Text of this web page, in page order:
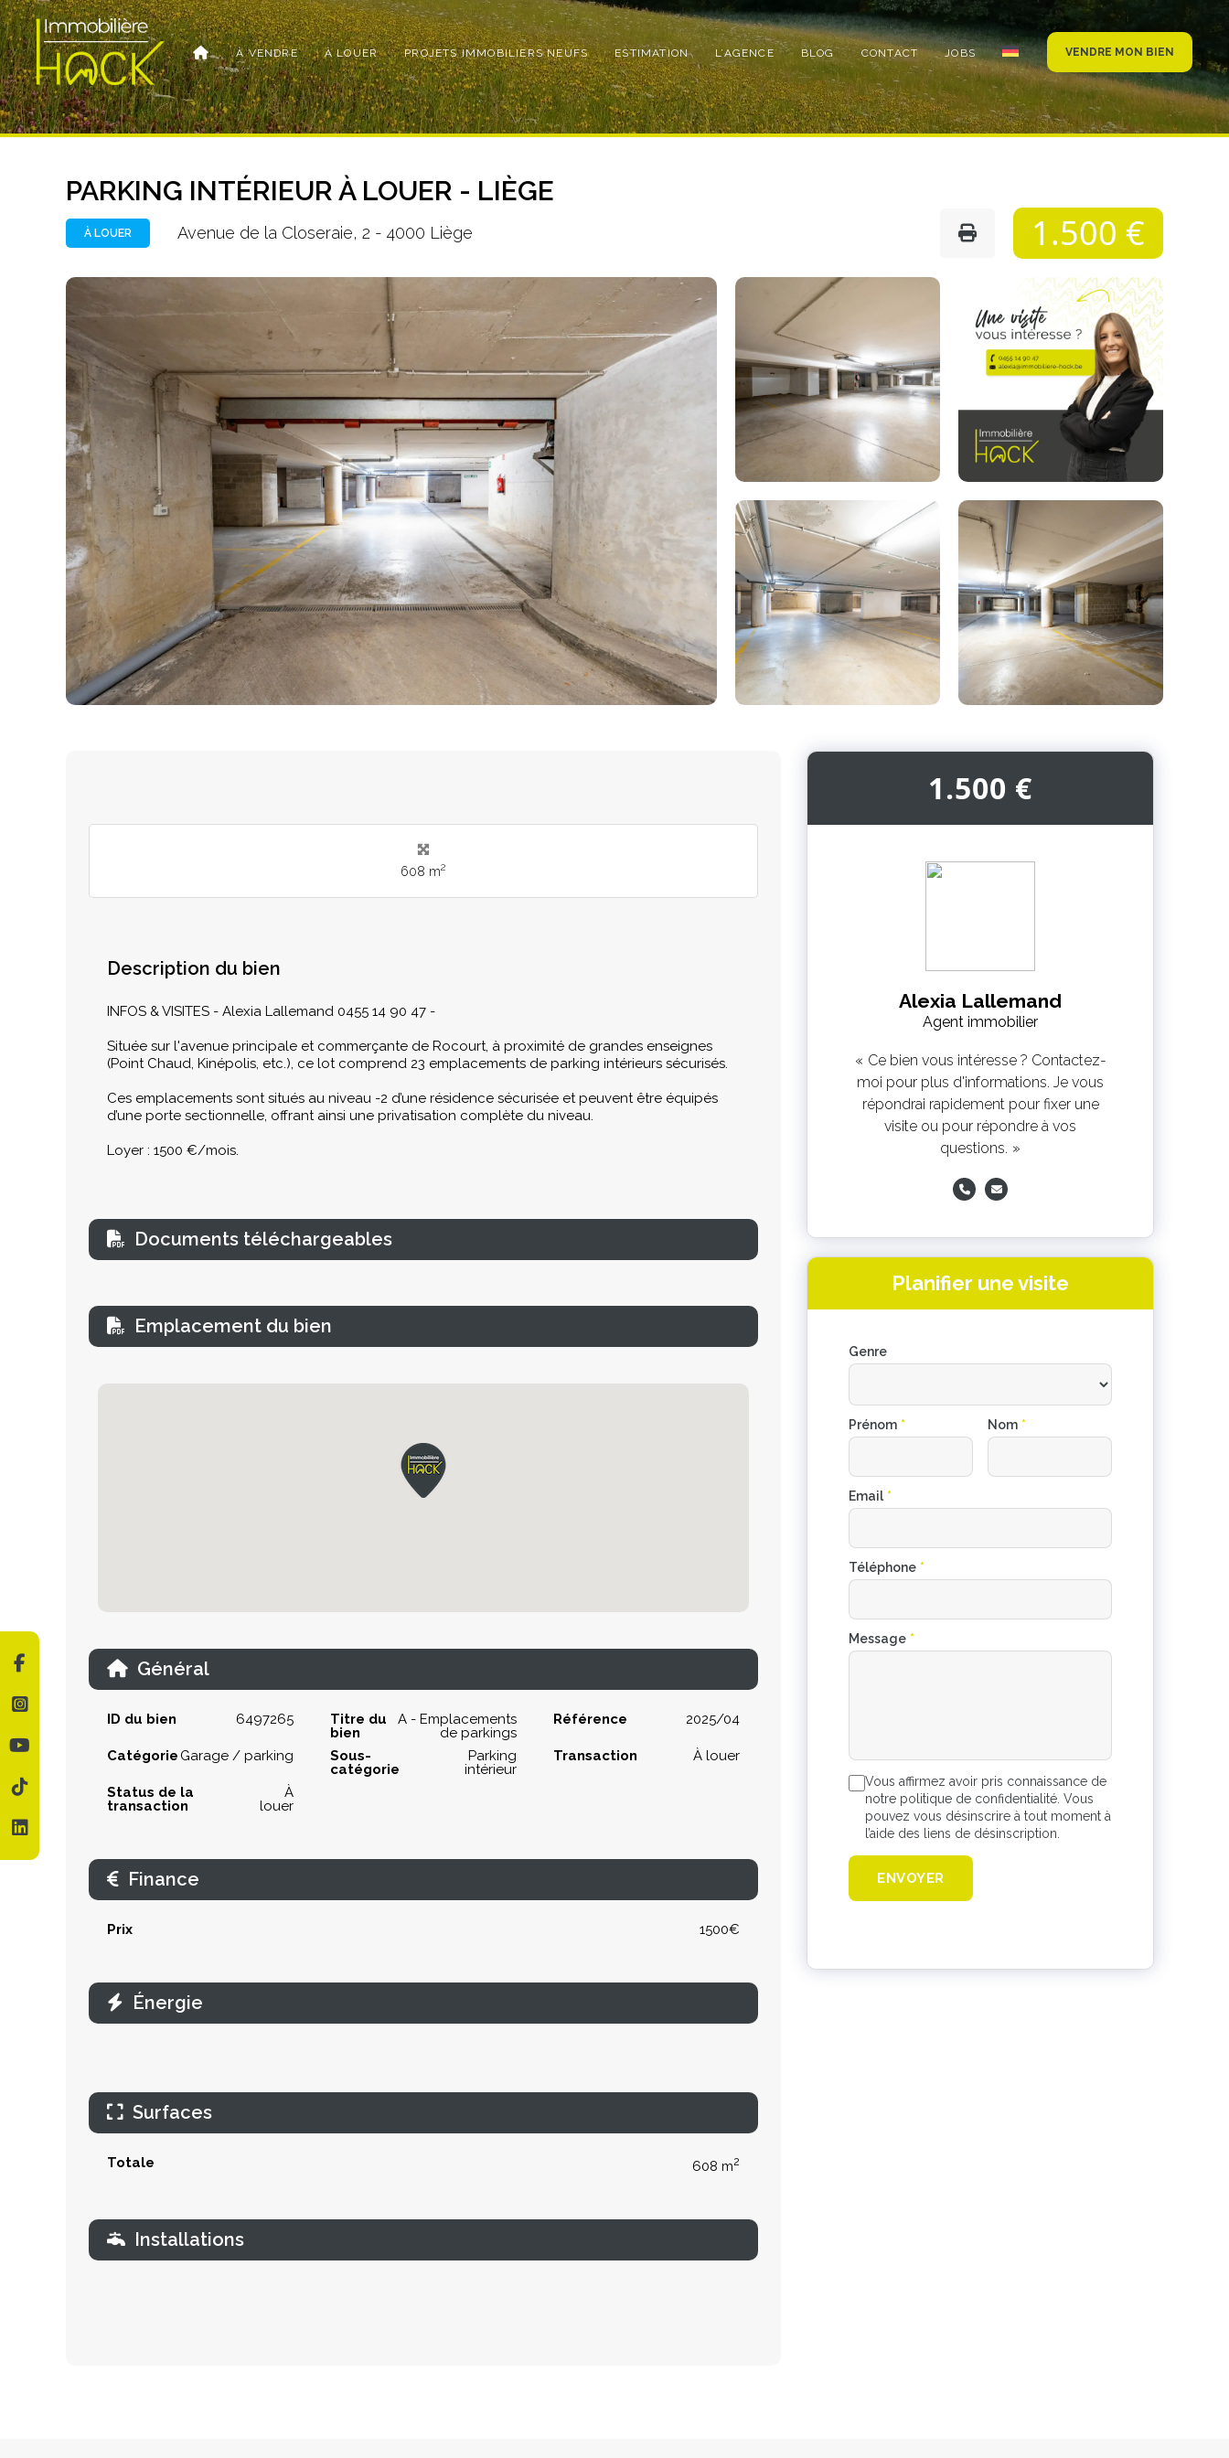
À VENDRE À LOUER PROJETS IMMOBILIERS NEUFS ESTIMATION L’AGENCE BLOG CONTACT JOBS VENDRE MON BIEN
PARKING INTÉRIEUR À LOUER - LIÈGE
À LOUER Avenue de la Closeraie, 2 - 4000 Liège 1.500 €
Photo
Photo
l'album
Photo
de
l'album
Photo
de
l'album
608 m2
Description du bien
INFOS & VISITES - Alexia Lallemand 0455 14 90 47 -
Située sur l'avenue principale et commerçante de Rocourt, à proximité de grandes enseignes
(Point Chaud, Kinépolis, etc.), ce lot comprend 23 emplacements de parking intérieurs sécurisés.
Ces emplacements sont situés au niveau -2 d’une résidence sécurisée et peuvent être équipés
d’une porte sectionnelle, offrant ainsi une privatisation complète du niveau.
Loyer : 1500 €/mois.
Documents téléchargeables
Emplacement du bien
Général
ID du bien 6497265
Titre du
bien
A - Emplacements
de parkings
Référence 2025/04
Catégorie Garage / parking
Sous-
catégorie
Parking
intérieur
Transaction À louer
Status de la
transaction
À
louer
Finance
Prix 1500€
Énergie
Surfaces
Totale 608 m2
Installations
1.500 €
Alexia Lallemand
Agent immobilier
Ce bien vous intéresse ? Contactez-
moi pour plus d'informations. Je vous
répondrai rapidement pour fixer une
visite ou pour répondre à vos
questions.
Planifier une visite
Genre
Prénom * Nom *
Email *
Téléphone *
Message *
Vous affirmez avoir pris connaissance de
notre politique de confidentialité. Vous
pouvez vous désinscrire à tout moment à
l’aide des liens de désinscription.
ENVOYER